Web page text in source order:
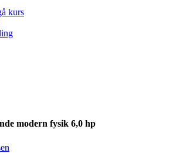
kurs
modern fysik 6,0 hp